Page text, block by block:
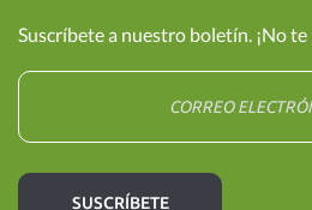
Suscríbete a nuestro boletín. ¡No